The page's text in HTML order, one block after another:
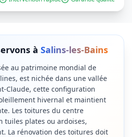
à Salins-les-Bains
au patrimoine mondial de
est nichée dans une vallée
Claude, cette configuration
hivernal et maintient
Les toitures du centre
tuiles plates ou ardoises,
La rénovation des toitures doit